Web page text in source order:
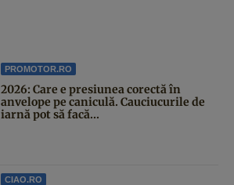
PROMOTOR.RO
2026: Care e presiunea corectă în
anvelope pe caniculă. Cauciucurile de
iarnă pot să facă...
CIAO.RO